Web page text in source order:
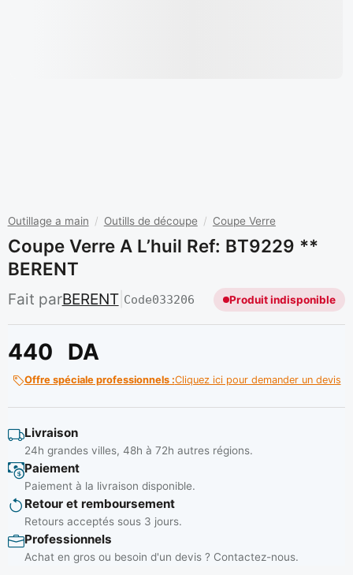
Outillage a main / Outills de découpe / Coupe Verre
Coupe Verre A L’huil Ref: BT9229 **
BERENT
Fait parBERENT| Code033206 Produit indisponible
440 DA
Offre spéciale professionnels :Cliquez ici pour demander un devis
Livraison
24h grandes villes, 48h à 72h autres régions.
Paiement
Paiement à la livraison disponible.
Retour et remboursement
Retours acceptés sous 3 jours.
Professionnels
Achat en gros ou besoin d'un devis ? Contactez-nous.